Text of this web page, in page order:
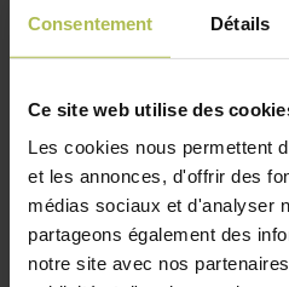
Consentement Détails
Ce site web utilise des
Les cookies nous permettent
et les annonces, d'offrir des
médias sociaux et d'analyser
partageons également des
notre site avec nos